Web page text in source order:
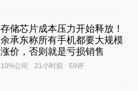
存储芯片成本压力开始释放！
余承东称所有手机都要大规模
涨价，否则就是亏损销售
10%公司 21小时前 59评